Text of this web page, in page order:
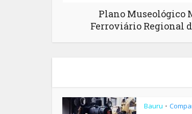
Plano Museológico
Ferroviário Regional
Bauru •